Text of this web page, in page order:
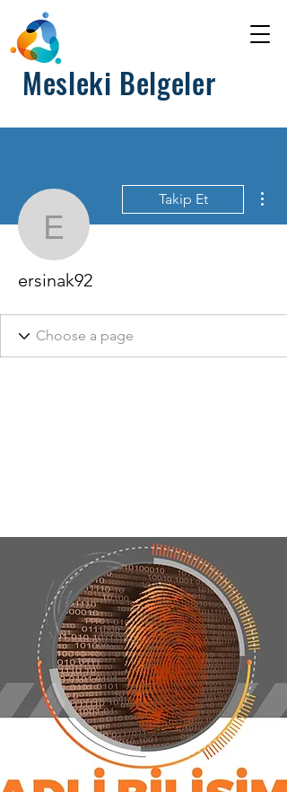
Mesleki Belgeler
ersinak92
Takip Et
ersinak92